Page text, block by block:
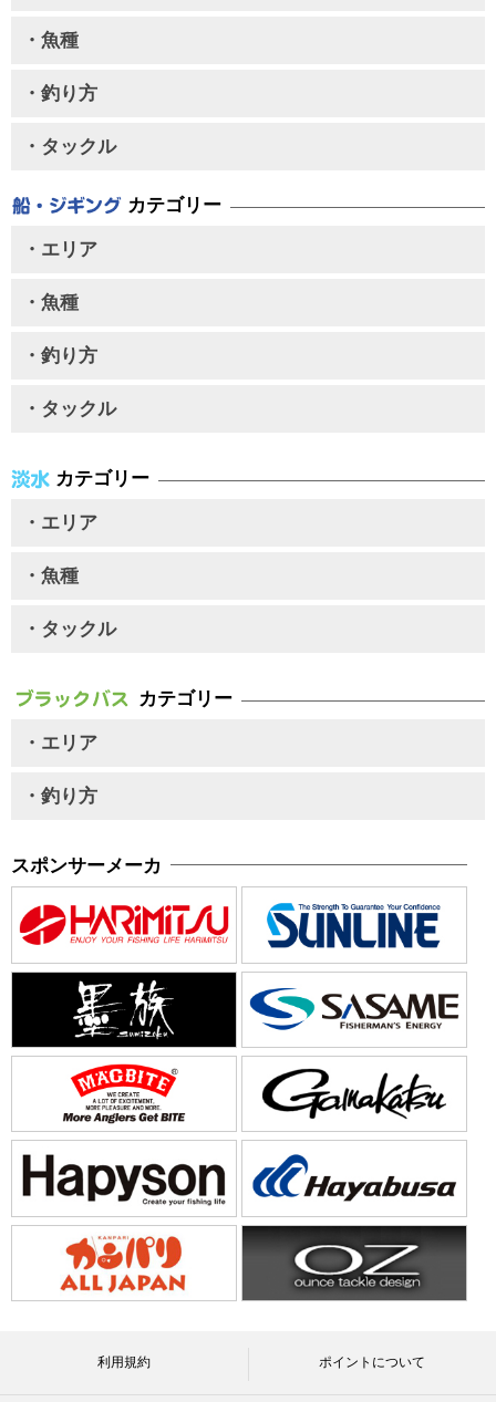
・魚種
・釣り方
・タックル
カテゴリー
・エリア
・魚種
・釣り方
・タックル
カテゴリー
・エリア
・魚種
・タックル
カテゴリー
・エリア
・釣り方
スポンサーメーカ
利用規約 ポイントについて